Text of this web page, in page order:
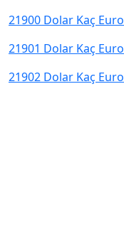
21900 Dolar Kaç Euro
21901 Dolar Kaç Euro
21902 Dolar Kaç Euro